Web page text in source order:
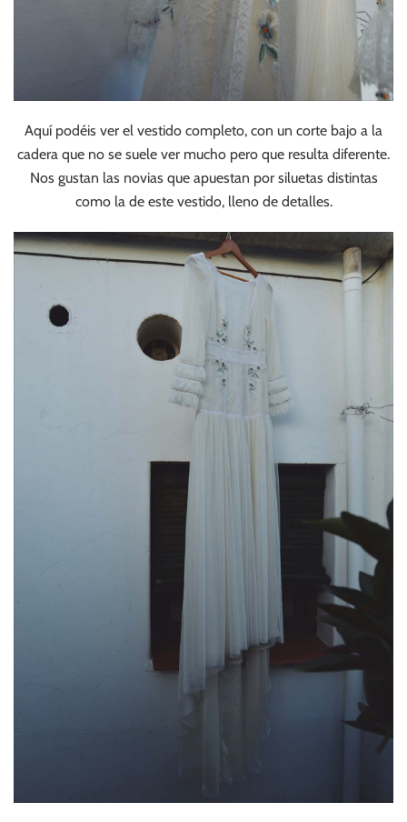
Aquí podéis ver el vestido completo, con un corte bajo a la
cadera que no se suele ver mucho pero que resulta diferente.
Nos gustan las novias que apuestan por siluetas distintas
como la de este vestido, lleno de detalles.